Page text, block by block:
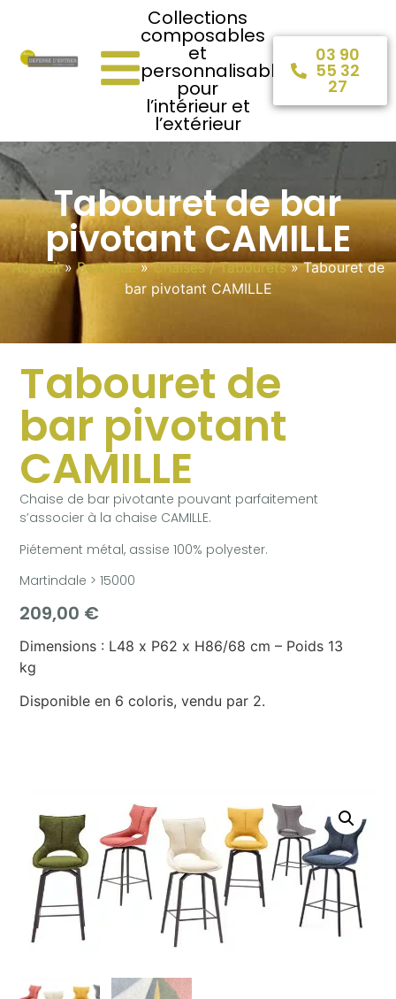
Collections
composables
et
personnalisables
pour
l’intérieur et
l’extérieur
03 90
55 32
27
Tabouret de bar
pivotant CAMILLE
Accueil » Boutique » Chaises / Tabourets »Tabouret de
bar pivotant CAMILLE
Tabouret de
bar pivotant
CAMILLE
Chaise de bar pivotante pouvant parfaitement
s’associer à la chaise CAMILLE.
Piétement métal, assise 100% polyester.
Martindale > 15000
209,00 €
Dimensions : L48 x P62 x H86/68 cm – Poids 13
kg
Disponible en 6 coloris, vendu par 2.